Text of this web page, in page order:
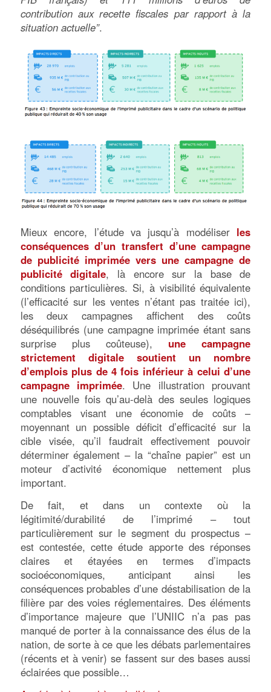
contribution aux recette fiscales par rapport à la
situation actuelle”.
Mieux encore, l’étude va jusqu’à modéliser les
conséquences d’un transfert d’une campagne
de publicité imprimée vers une campagne de
publicité digitale, là encore sur la base de
conditions particulières. Si, à visibilité équivalente
(l’efficacité sur les ventes n’étant pas traitée ici),
les deux campagnes affichent des coûts
déséquilibrés (une campagne imprimée étant sans
surprise plus coûteuse), une campagne
strictement digitale soutient un nombre
d’emplois plus de 4 fois inférieur à celui d’une
campagne imprimée. Une illustration prouvant
une nouvelle fois qu’au-delà des seules logiques
comptables visant une économie de coûts –
moyennant un possible déficit d’efficacité sur la
cible visée, qu’il faudrait effectivement pouvoir
déterminer également – la “chaîne papier” est un
moteur d’activité économique nettement plus
important.
De fait, et dans un contexte où la
légitimité/durabilité de l’imprimé – tout
particulièrement sur le segment du prospectus –
est contestée, cette étude apporte des réponses
claires et étayées en termes d’impacts
socioéconomiques, anticipant ainsi les
conséquences probables d’une déstabilisation de la
filière par des voies réglementaires. Des éléments
d’importance majeure que l’UNIIC n’a pas pas
manqué de porter à la connaissance des élus de la
nation, de sorte à ce que les débats parlementaires
(récents et à venir) se fassent sur des bases aussi
éclairées que possible…